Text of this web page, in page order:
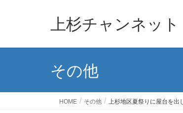
上杉チャンネット
その他
HOME その他 上杉地区夏祭りに屋台を出